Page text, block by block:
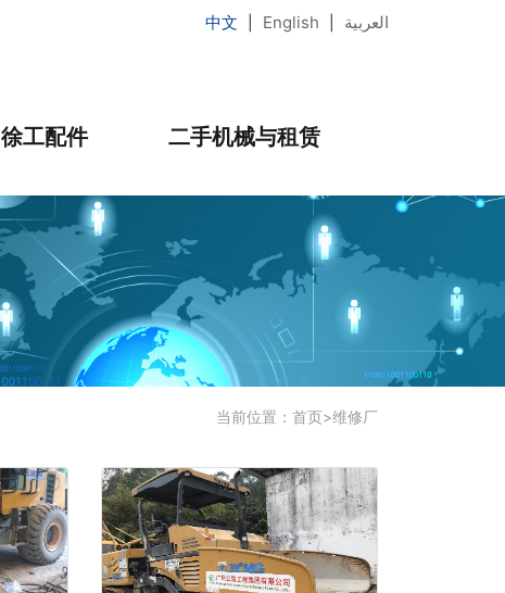
徐工配件 二手机械与租赁
中文 English العربية
当前位置： 首页>维修厂